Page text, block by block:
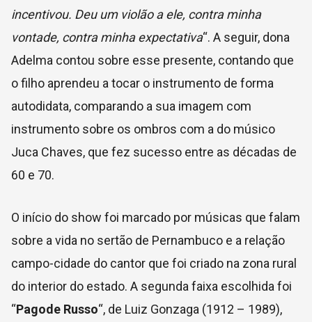
incentivou. Deu um violão a ele, contra minha
vontade, contra minha expectativa“. A seguir, dona
Adelma contou sobre esse presente, contando que
o filho aprendeu a tocar o instrumento de forma
autodidata, comparando a sua imagem com
instrumento sobre os ombros com a do músico
Juca Chaves, que fez sucesso entre as décadas de
60 e 70.
O início do show foi marcado por músicas que falam
sobre a vida no sertão de Pernambuco e a relação
campo-cidade do cantor que foi criado na zona rural
do interior do estado. A segunda faixa escolhida foi
“Pagode Russo“, de Luiz Gonzaga (1912 – 1989),